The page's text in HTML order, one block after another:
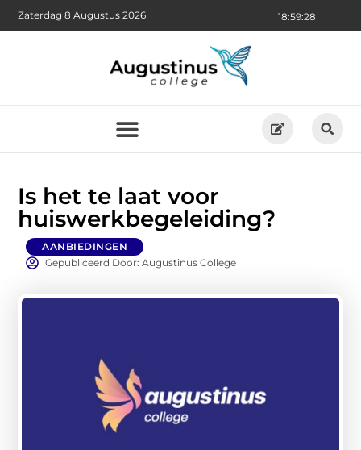
18:59:30
Zaterdag 8 Augustus 2026
Is het te laat voor
huiswerkbegeleiding?
AANBIEDINGEN
Gepubliceerd Door: Augustinus College